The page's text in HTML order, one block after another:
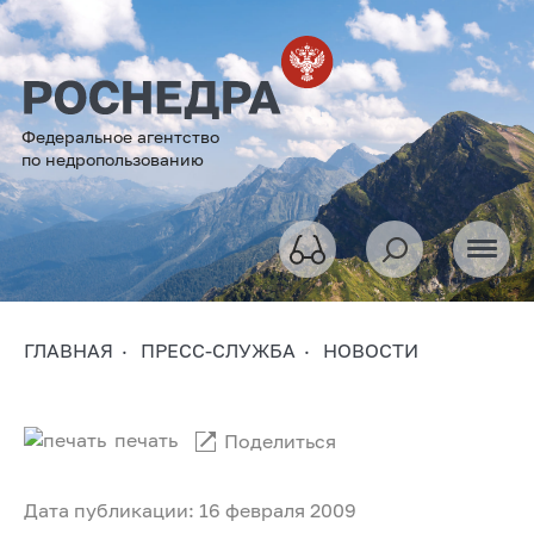
Федеральное агентство
по недропользованию
ГЛАВНАЯ ПРЕСС-СЛУЖБА НОВОСТИ
Дата публикации: 16 февраля 2009
печать Поделиться